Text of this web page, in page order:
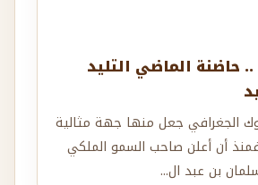
حاضنة الماضي التليد
الجغرافي جعل منها جهة مثالية
أن أعلن صاحب السمو الملكي
بن عبد ال...